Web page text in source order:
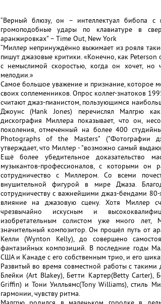
“Верный блюзу, он – интеллектуал бибопа с
громоподобные удары по клавиатуре в
аранжировках" – Time Out, New York
“Миллер непринуждённо выжимает из рояля
пишут джазовые критики. «Конечно, как
с немыслимой скоростью, когда он хочет, но
мелодии.»
Самое большое уважение и признание, которое
своих соплеменников. Опрос коллег-знатоков
считают джаз-пианистом, пользующимся
Джоунс (Hank Jones) перечислял Малгрю
дискография Миллера показывает, что он,
поколения, отмеченный на более 400
Photographs of the Masters" ("Фотографии
утверждает, что Миллер - "возможно самый
Ещё более убедительное доказательство
музыкантов-профессионалов, с которыми
сотрудничество с Миллером. Со всеми
внушительной фигурой в мире Джаза.
сотрудничеству с важнейшими джаз-бендами
влияние на джазовую сцену. Хотя Миллер
чрезвычайно искусным и
изобретательным солистом уже много
значительный композитор. Он прошёл путь от
Келли (Wynton Kelly), до совершено
фантазийных композиций. В последние годы
США и Канаде с его собственным трио, и его
Развитый во время совместной работы с
Блейки (Art Blakey), Бетти Картер(Betty Carter),
Griffin) и Тони Уилльямс(Tony Williams), стиль
гармонии, чувству ритма.